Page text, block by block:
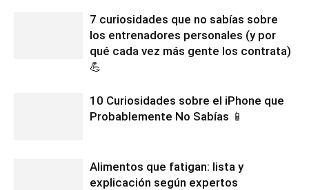
7 curiosidades que no sabías sobre
los entrenadores personales (y por
qué cada vez más gente los contrata)
💪
10 Curiosidades sobre el iPhone que
Probablemente No Sabías 📱
Alimentos que fatigan: lista y
explicación según expertos